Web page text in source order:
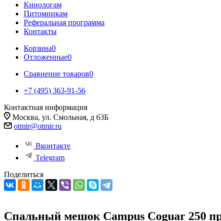
Кинологам
Питомникам
Реферальная программа
Контакты
Корзина0
Отложенные0
Сравнение товаров0
+7 (495) 363-91-56
Контактная информация
Москва, ул. Смольная, д 63Б
otmir@otmir.ru
Вконтакте
Telegram
Поделиться
Спальный мешок Campus Coguar 250